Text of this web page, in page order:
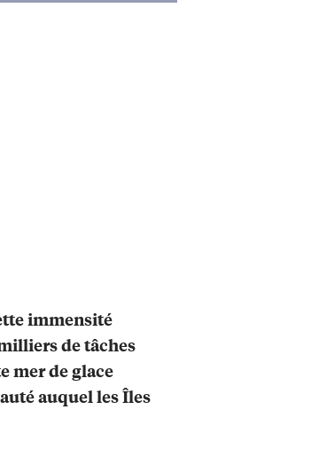
immensité
de tâches
mer de glace
auquel les Îles